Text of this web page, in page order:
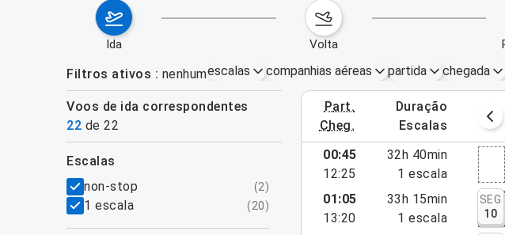
ida volta
Filtros ativos nenhumescalas companhias aéreas partida chegada
Voos de ida correspondentes
22 de 22
part.
cheg.
duração
escalas
3–9 de agosto de 2026
filtros
escalas
non-stop
(2)
1 escala (20)
mais
00:45
12:25
32h 40min
1 escala
01:05
13:20
33h 15min
1 escala
SEG
10